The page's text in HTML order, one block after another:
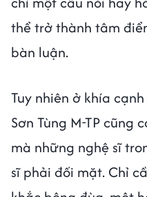
thể trở thành tâm
bàn luận.
Tuy nhiên ở khía
Sơn Tùng M-TP cũng
mà những nghệ sĩ
sĩ phải đối mặt. Chỉ